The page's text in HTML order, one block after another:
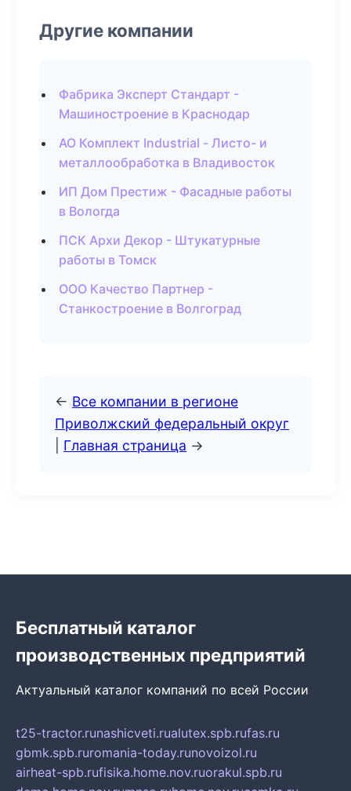
Другие компании
Фабрика Эксперт Стандарт -
Машиностроение в Краснодар
АО Комплект Industrial - Листо- и
металлообработка в Владивосток
ИП Дом Престиж - Фасадные работы
в Вологда
ПСК Архи Декор - Штукатурные
работы в Томск
ООО Качество Партнер -
Станкостроение в Волгоград
← Все компании в регионе
Приволжский федеральный округ
Главная страница →
Бесплатный каталог
производственных предприятий
Актуальный каталог компаний по всей России
t25-tractor.runashicveti.rualutex.spb.rufas.ru
gbmk.spb.ruromania-today.runovoizol.ru
airheat-spb.rufisika.home.nov.ruorakul.spb.ru